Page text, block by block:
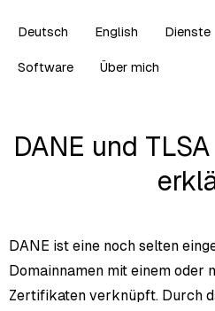
Deutsch English Dienste
Software Über mich
DANE und
DANE ist eine noch selten
Domainnamen mit einem oder
Zertifikaten verknüpft. Durch